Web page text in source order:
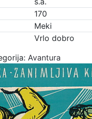
170
Meki
Vrlo dobro
Avantura